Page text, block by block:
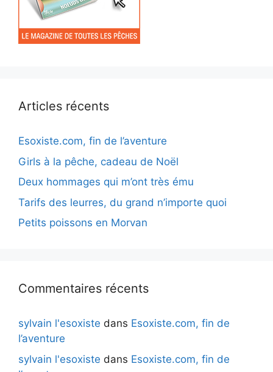
Articles récents
Esoxiste.com, fin de l’aventure
Girls à la pêche, cadeau de Noël
Deux hommages qui m’ont très ému
Tarifs des leurres, du grand n’importe quoi
Petits poissons en Morvan
Commentaires récents
sylvain l'esoxiste dans Esoxiste.com, fin de
l’aventure
sylvain l'esoxiste dans Esoxiste.com, fin de